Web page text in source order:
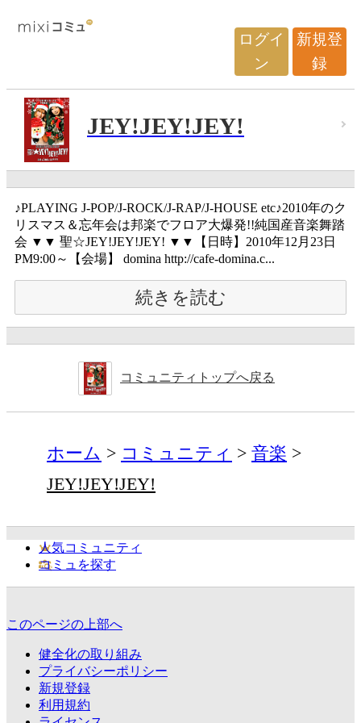
ログイ
ン
新規登
録
JEY!JEY!JEY!
♪PLAYING J-POP/J-ROCK/J-RAP/J-HOUSE etc♪2010年のク
リスマス＆忘年会は邦楽でフロア大爆発!!純国産音楽舞踏
会 ▼▼ 聖☆JEY!JEY!JEY! ▼▼【日時】2010年12月23日
PM9:00～【会場】 domina http://cafe-domina.c...
続きを読む
コミュニティトップへ戻る
ホーム コミュニティ
音楽
JEY!JEY!JEY!
人気コミュニティ
コミュを探す
このページの上部へ
健全化の取り組み
プライバシーポリシー
新規登録
利用規約